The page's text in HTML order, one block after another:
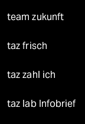
team zukunft
taz frisch
taz zahl ich
taz lab Infobrief